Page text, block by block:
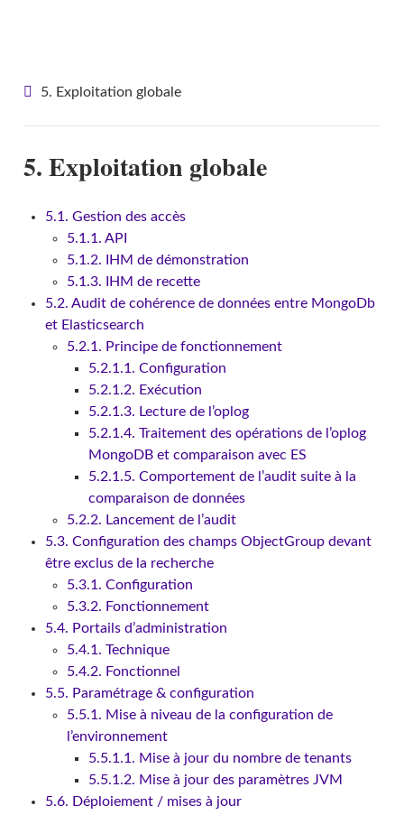
5. Exploitation globale
5. Exploitation globale
5.1. Gestion des accès
5.1.1. API
5.1.2. IHM de démonstration
5.1.3. IHM de recette
5.2. Audit de cohérence de données entre MongoDb
et Elasticsearch
5.2.1. Principe de fonctionnement
5.2.1.1. Configuration
5.2.1.2. Exécution
5.2.1.3. Lecture de l’oplog
5.2.1.4. Traitement des opérations de l’oplog
MongoDB et comparaison avec ES
5.2.1.5. Comportement de l’audit suite à la
comparaison de données
5.2.2. Lancement de l’audit
5.3. Configuration des champs ObjectGroup devant
être exclus de la recherche
5.3.1. Configuration
5.3.2. Fonctionnement
5.4. Portails d’administration
5.4.1. Technique
5.4.2. Fonctionnel
5.5. Paramétrage & configuration
5.5.1. Mise à niveau de la configuration de
l’environnement
5.5.1.1. Mise à jour du nombre de tenants
5.5.1.2. Mise à jour des paramètres JVM
5.6. Déploiement / mises à jour